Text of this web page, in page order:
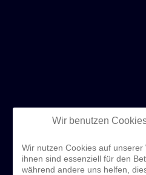
Wir benutzen
Wir nutzen Cookies auf unserer
ihnen sind essenziell für den
während andere uns helfen,